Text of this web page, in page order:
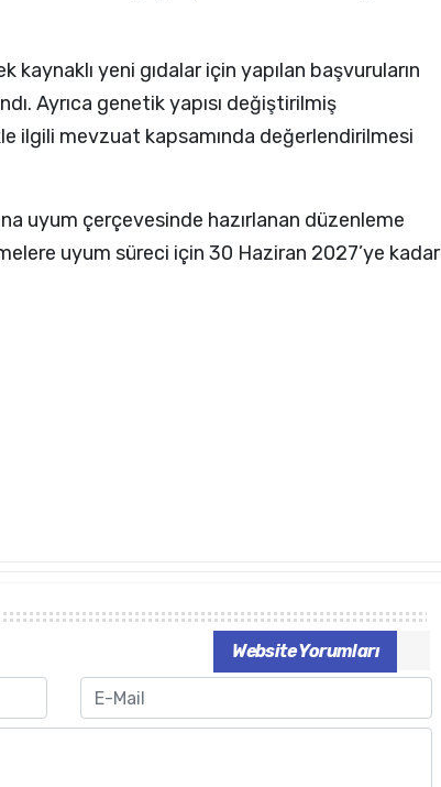
yeni gıdalar için yapılan başvuruların
Ayrıca genetik yapısı değiştirilmiş
ilgili mevzuat kapsamında değerlendirilmesi
uyum çerçevesinde hazırlanan düzenleme
uyum süreci için 30 Haziran 2027’ye kadar
Website Yorumları
Email